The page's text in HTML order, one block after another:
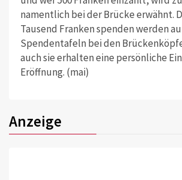
namentlich bei der Brücke erwähnt.
Tausend Franken spenden werden
Spendentafeln bei den
auch sie erhalten eine persönliche
Eröffnung. (mai)
Anzeige